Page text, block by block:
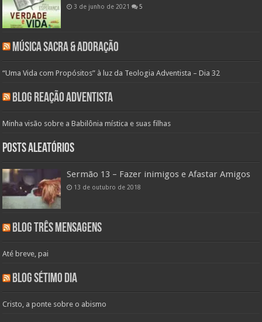
3 de junho de 2021 5
Música Sacra & Adoração
“Uma Vida com Propósitos” à luz da Teologia Adventista – Dia 32
Blog Reação Adventista
Minha visão sobre a Babilônia mística e suas filhas
Posts aleatórios
Sermão 13 – Fazer inimigos e Afastar Amigos
13 de outubro de 2018
Blog Três Mensagens
Até breve, pai
Blog Sétimo Dia
Cristo, a ponte sobre o abismo